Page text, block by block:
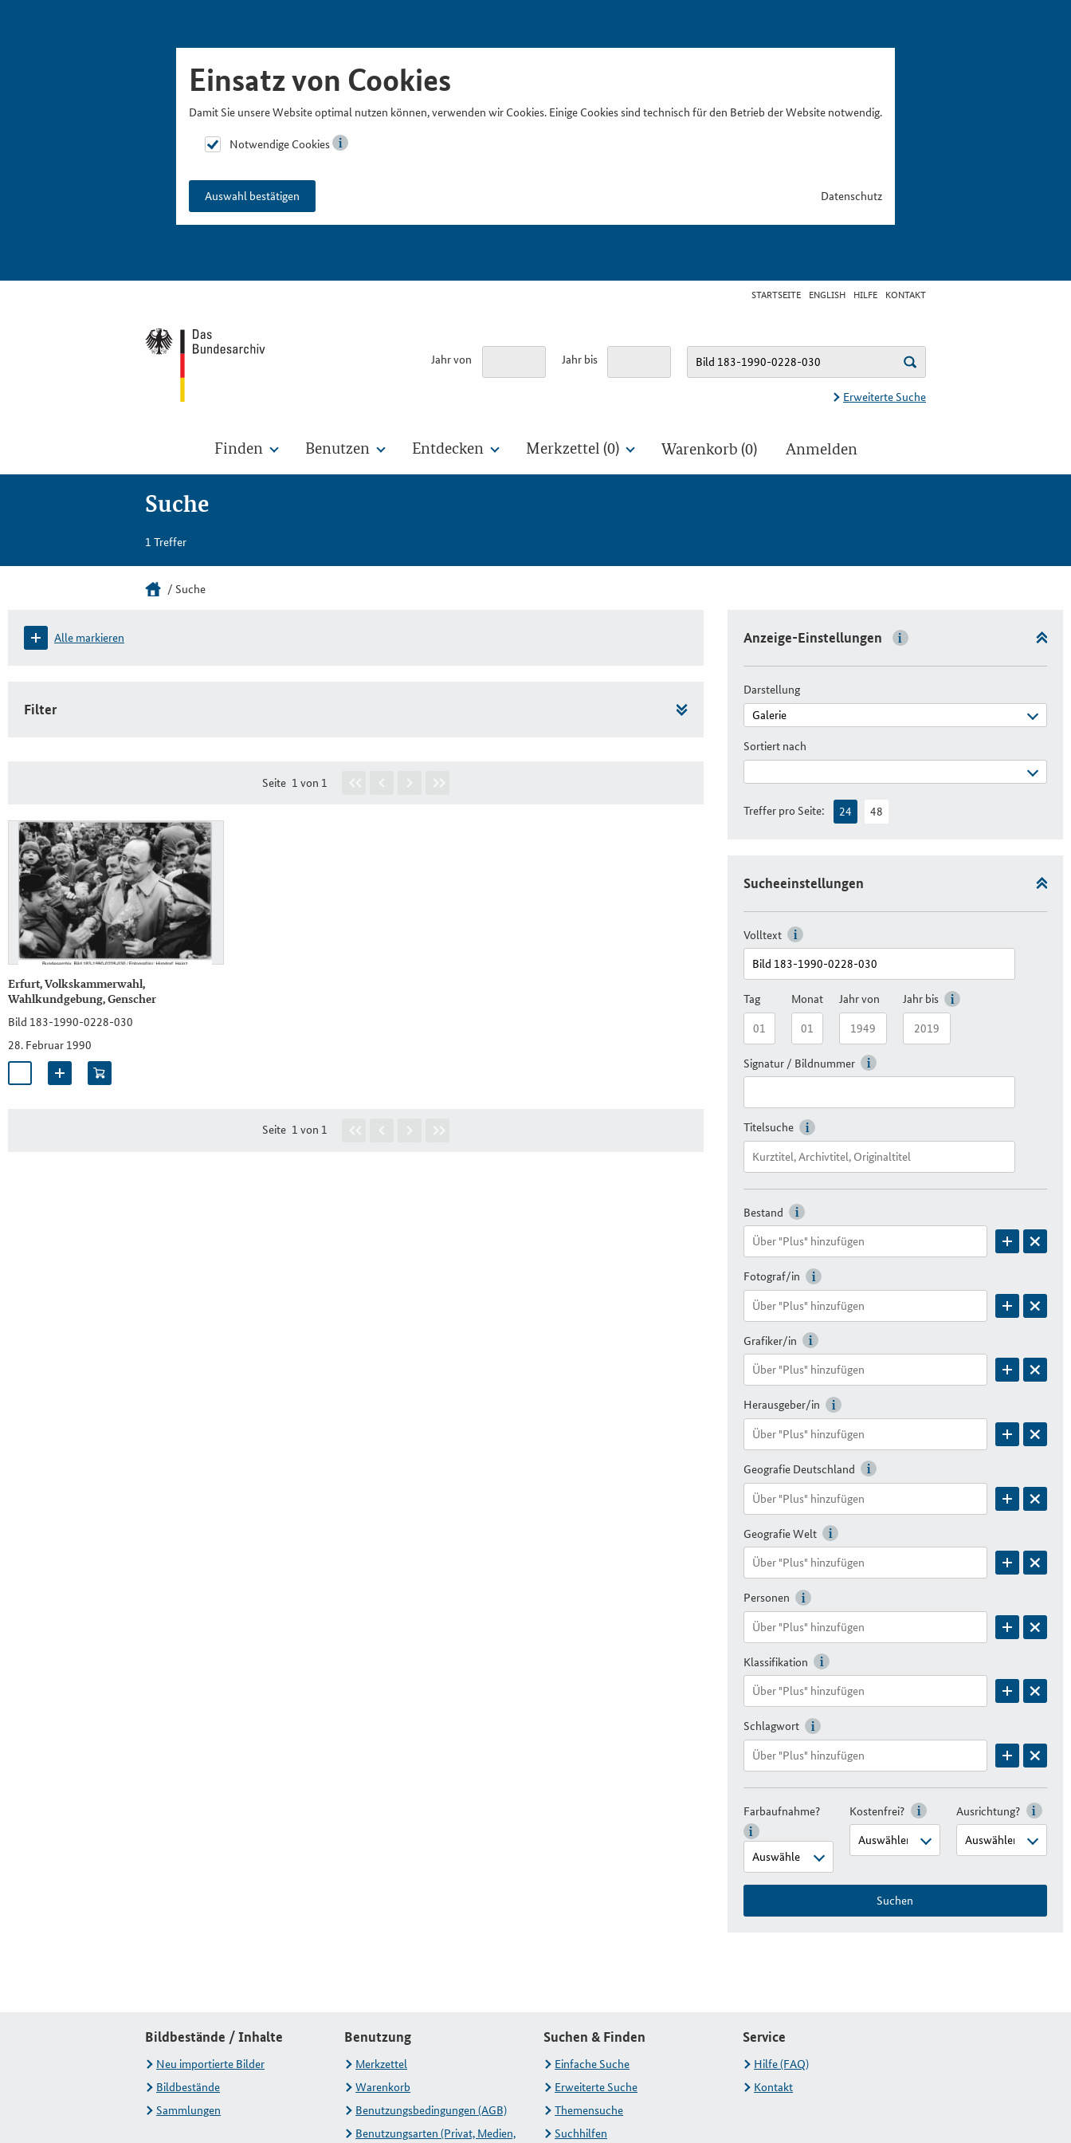
Einsatz von Cookies
Damit Sie unsere Website optimal nutzen können, verwenden wir Cookies. Einige Cookies sind technisch für den Betrieb der Website notwendig.
Notwendige Cookies
Auswahl bestätigen Datenschutz
STARTSEITE ENGLISH HILFE KONTAKT
Jahr von Jahr bis
Erweiterte Suche
Finden Benutzen Entdecken Merkzettel (0) Warenkorb (0) Anmelden
Suche
1 Treffer
Suche
Alle markieren
Filter
Seite 1 von 1
Erfurt, Volkskammerwahl,
Wahlkundgebung, Genscher
Bild 183-1990-0228-030
28. Februar 1990
Seite 1 von 1
Anzeige-Einstellungen
Darstellung
Sortiert nach
Treffer pro Seite: 24 48
Sucheeinstellungen
Volltext
Tag Monat Jahr von Jahr bis
Signatur / Bildnummer
Titelsuche
Bestand
Fotograf/in
Grafiker/in
Herausgeber/in
Geografie Deutschland
Geografie Welt
Personen
Klassifikation
Schlagwort
Farbaufnahme? Kostenfrei? Ausrichtung?
Suchen
Bildbestände / Inhalte
Neu importierte Bilder
Bildbestände
Sammlungen
Benutzung
Merkzettel
Warenkorb
Benutzungsbedingungen (AGB)
Benutzungsarten (Privat, Medien,
Suchen & Finden
Einfache Suche
Erweiterte Suche
Themensuche
Suchhilfen
Service
Hilfe (FAQ)
Kontakt